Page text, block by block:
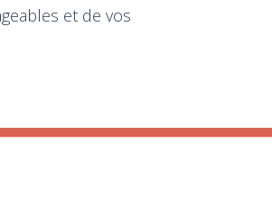
et de vos